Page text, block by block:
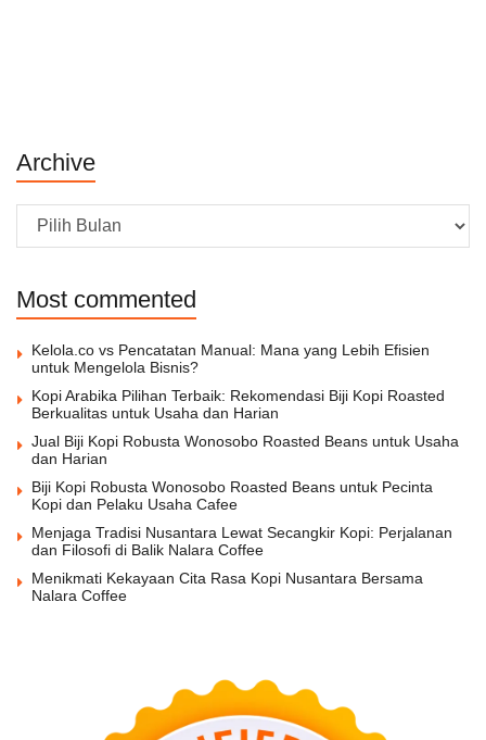
Archive
Archive
Most commented
Kelola.co vs Pencatatan Manual: Mana yang Lebih Efisien
untuk Mengelola Bisnis?
Kopi Arabika Pilihan Terbaik: Rekomendasi Biji Kopi Roasted
Berkualitas untuk Usaha dan Harian
Jual Biji Kopi Robusta Wonosobo Roasted Beans untuk Usaha
dan Harian
Biji Kopi Robusta Wonosobo Roasted Beans untuk Pecinta
Kopi dan Pelaku Usaha Cafee
Menjaga Tradisi Nusantara Lewat Secangkir Kopi: Perjalanan
dan Filosofi di Balik Nalara Coffee
Menikmati Kekayaan Cita Rasa Kopi Nusantara Bersama
Nalara Coffee